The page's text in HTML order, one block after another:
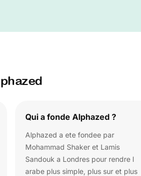
Qui a fonde Alphazed ?
Alphazed a ete fondee par
Mohammad Shaker et Lamis
Sandouk a Londres pour rendre l
arabe plus simple, plus sur et plus